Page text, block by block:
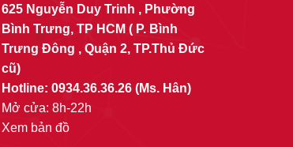
625 Nguyễn Duy Trinh , Phường
Bình Trưng, TP HCM ( P. Bình
Trưng Đông , Quận 2, TP.Thủ Đức
cũ)
Hotline: 0934.36.36.26(Ms. Hân)
Mở cửa: 8h-22h
Xem bản đồ